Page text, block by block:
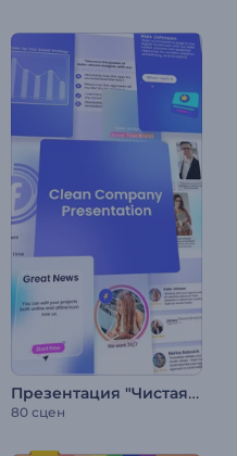
Презентация "Чистая компания"
80 сцен